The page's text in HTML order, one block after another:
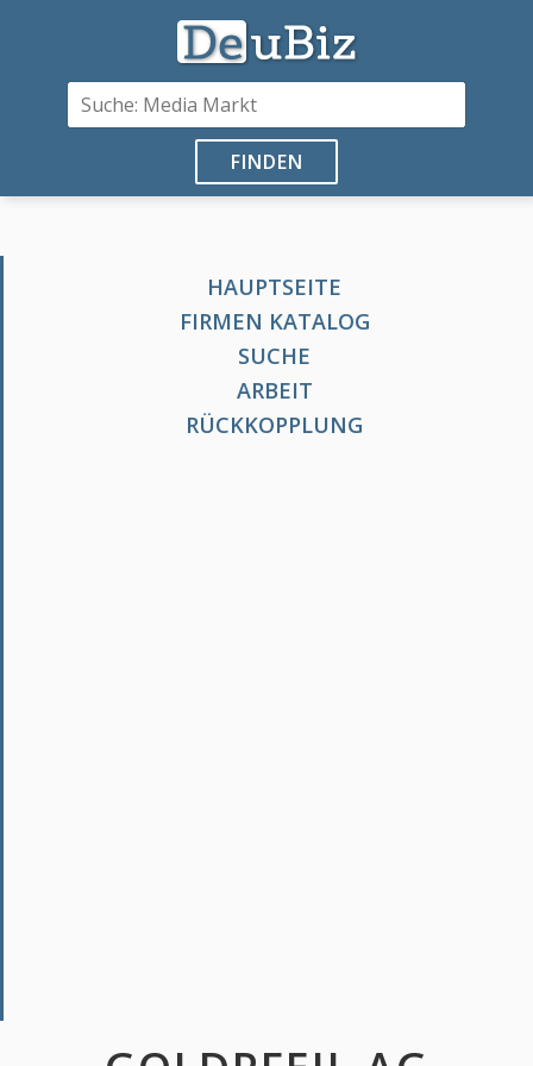
FINDEN
HAUPTSEITE
FIRMEN KATALOG
SUCHE
ARBEIT
RÜCKKOPPLUNG